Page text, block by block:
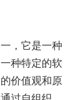
，它是一种
种特定的软
价值观和原